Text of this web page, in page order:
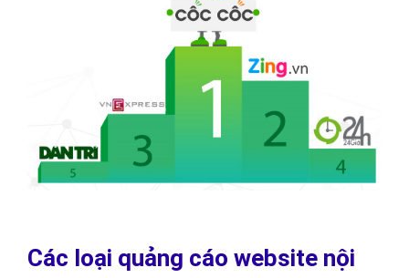
Các loại quảng cáo website nội